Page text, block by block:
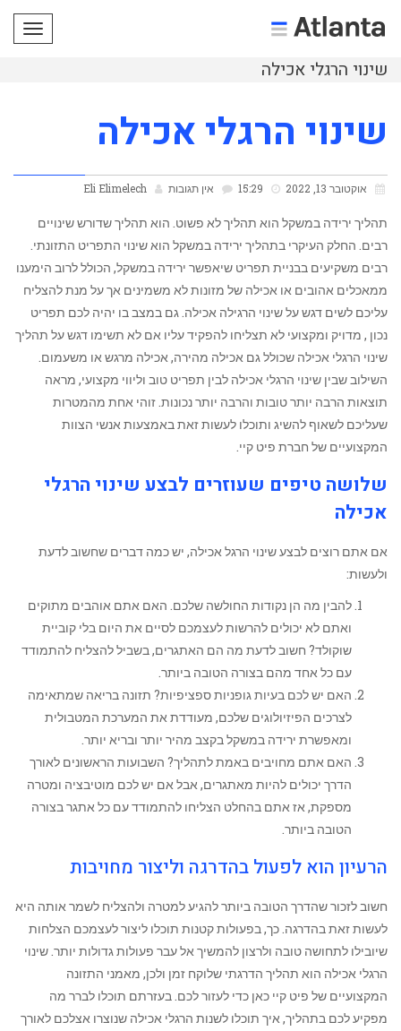
שינוי הרגלי אכילה
שינוי הרגלי אכילה
אוקטובר 13, 2022 אין תגובות Eli Elimelech
תהליך ירידה במשקל הוא תהליך לא פשוט. הוא תהליך שדורש שינויים
רבים. החלק העיקרי בתהליך ירידה במשקל הוא שינוי התפריט התזונתי.
רבים משקיעים בבניית תפריט שיאפשר ירידה במשקל, הכולל לרוב הימענו
ממאכלים אהובים או אכילה של מזונות לא משמינים אך על מנת להצליח
עליכם לשים דגש על שינוי הרגילה אכילה. גם במצב בו יהיה לכם תפריט
נכון , מדויק ומקצועי לא תצליחו להפקיד עליו אם לא תשימו דגש על תהליך
שינוי הרגלי אכילה שכולל גם אכילה מהירה, אכילה מרגש או משעמום.
השילוב שבין שינוי הרגלי אכילה לבין תפריט טוב וליווי מקצועי, מראה
תוצאות הרבה יותר טובות והרבה יותר נכונות. זוהי אחת מהמטרות
שעליכם לשאוף להשיג ותוכלו לעשות זאת באמצעות אנשי הצוות
המקצועיים של חברת פיט קיי.
שלושה טיפים שעוזרים לבצע שינוי הרגלי
אכילה
‏אם אתם רוצים לבצע שינוי הרגל אכילה, יש כמה דברים שחשוב לדעת
ולעשות:
‏להבין ‏מה הן נקודות החולשה שלכם. האם אתם אוהבים מתוקים
ואתם לא יכולים להרשות לעצמכם לסיים את היום בלי קוביית
שוקולד? חשוב לדעת מה הם האתגרים, בשביל להצליח להתמודד
עם כל אחד מהם בצורה הטובה ביותר.
‏האם יש לכם בעיות גופניות ספציפיות? תזונה בריאה שמתאימה
לצרכים הפיזיולוגים שלכם, מעודדת את המערכת המטבולית
ומאפשרת ירידה במשקל בקצב מהיר יותר ובריא יותר.
‏האם אתם מחויבים באמת לתהליך? השבועות הראשונים לאורך
הדרך יכולים להיות מאתגרים, אבל אם יש לכם מוטיבציה ומטרה
מספקת, אז אתם בהחלט הצליחו להתמודד עם כל אתגר בצורה
הטובה ביותר.
הרעיון הוא לפעול בהדרגה וליצור מחויבות
‏חשוב לזכור שהדרך הטובה ביותר להגיע למטרה ולהצליח לשמר אותה היא
לעשות זאת בהדרגה. כך, בפעולות קטנות תוכלו ליצור לעצמכם הצלחות
שיובילו לתחושה טובה ולרצון להמשיך אל עבר פעולות גדולות יותר. שינוי
הרגלי אכילה הוא תהליך הדרגתי שלוקח זמן ולכן, מאמני התזונה
המקצועיים של פיט קיי כאן כדי לעזור לכם. בעזרתם תוכלו לברר מה
מפקיע לכם בתהליך, איך תוכלו לשנות הרגלי אכילה שנוצרו אצלכם לאורך